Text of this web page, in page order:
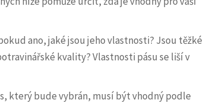
ano, jaké jsou jeho vlastnosti? Jsou těžké
kvality? Vlastnosti pásu se liší v
který bude vybrán, musí být vhodný podle